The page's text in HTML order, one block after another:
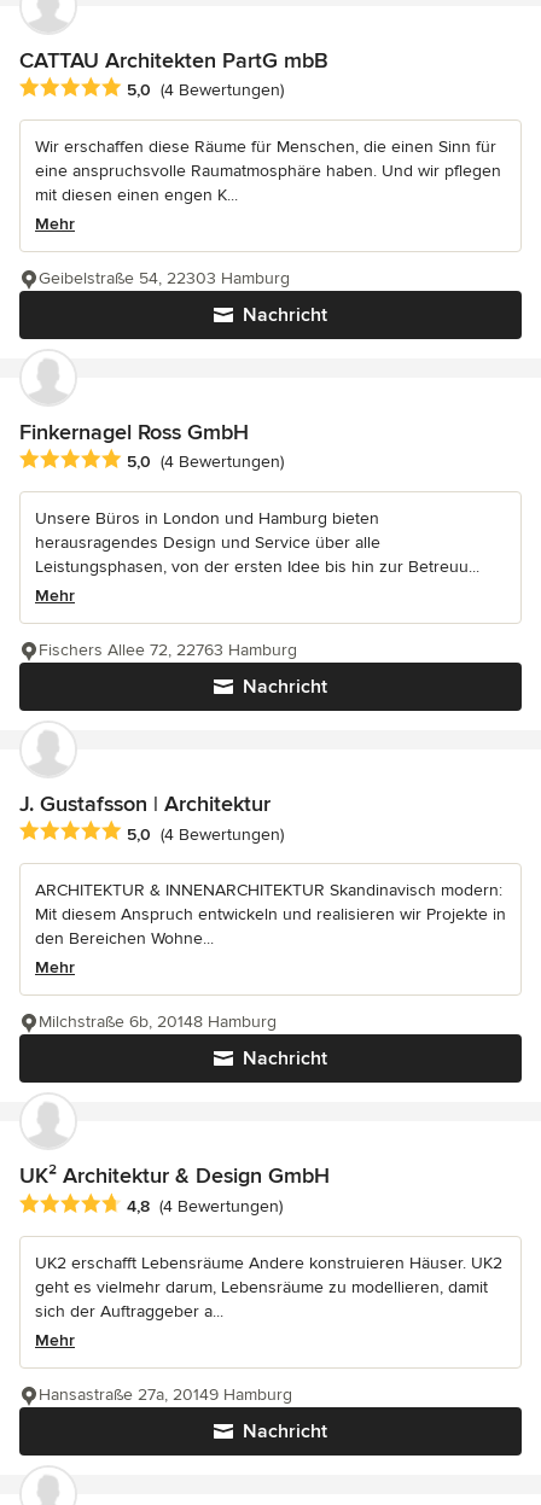
CATTAU Architekten PartG mbB
Durchschnittliche Bewertung: 5 von 5 Sternen
5,0 (4 Bewertungen)
Wir erschaffen diese Räume für Menschen, die einen Sinn für
eine anspruchsvolle Raumatmosphäre haben. Und wir pflegen
mit diesen einen engen K...
Mehr
Nachricht
Geibelstraße 54, 22303 Hamburg
Finkernagel Ross GmbH
Durchschnittliche Bewertung: 5 von 5 Sternen
5,0 (4 Bewertungen)
Unsere Büros in London und Hamburg bieten
herausragendes Design und Service über alle
Leistungsphasen, von der ersten Idee bis hin zur Betreuu...
Mehr
Nachricht
Fischers Allee 72, 22763 Hamburg
J. Gustafsson | Architektur
Durchschnittliche Bewertung: 5 von 5 Sternen
5,0 (4 Bewertungen)
ARCHITEKTUR & INNENARCHITEKTUR Skandinavisch modern:
Mit diesem Anspruch entwickeln und realisieren wir Projekte in
den Bereichen Wohne...
Mehr
Nachricht
Milchstraße 6b, 20148 Hamburg
UK² Architektur & Design GmbH
Durchschnittliche Bewertung: 4.8 von 5 Sternen
4,8 (4 Bewertungen)
UK2 erschafft Lebensräume Andere konstruieren Häuser. UK2
geht es vielmehr darum, Lebensräume zu modellieren, damit
sich der Auftraggeber a...
Mehr
Nachricht
Hansastraße 27a, 20149 Hamburg